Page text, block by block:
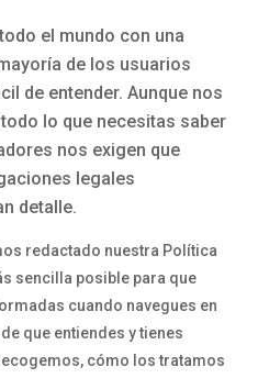
el mundo con una
de los usuarios
de entender. Aunque nos
lo que necesitas saber
nos exigen que
legales
detalle.
redactado nuestra Política
sencilla posible para que
cuando navegues en
que entiendes y tienes
cómo los tratamos